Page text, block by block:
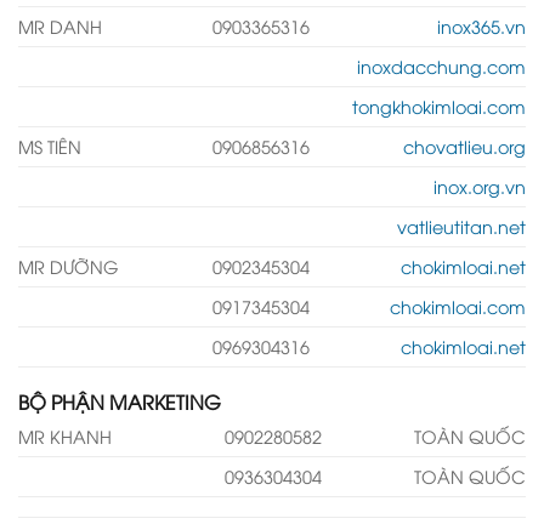
MR DANH
0903365316
inox365.vn
inoxdacchung.com
tongkhokimloai.com
MS TIÊN
0906856316
chovatlieu.org
inox.org.vn
vatlieutitan.net
MR DƯỠNG
0902345304
chokimloai.net
0917345304
chokimloai.com
0969304316
chokimloai.net
BỘ PHẬN MARKETING
MR KHANH 0902280582
TOÀN QUỐC
0936304304
TOÀN QUỐC